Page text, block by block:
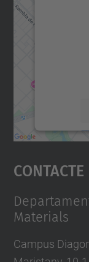
Contacte
Materials
Campus